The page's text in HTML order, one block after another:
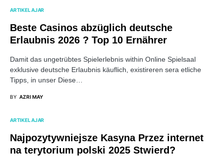
ARTIKEL AJAR
Beste Casinos abzüglich deutsche
Erlaubnis 2026 ? Top 10 Ernährer
Damit das ungetrübtes Spielerlebnis within Online Spielsaal
exklusive deutsche Erlaubnis käuflich, existireren sera etliche
Tipps, in unser Diese…
BY AZRI MAY
ARTIKEL AJAR
Najpozytywniejsze Kasyna Przez internet
na terytorium polski 2025 Stwierd?